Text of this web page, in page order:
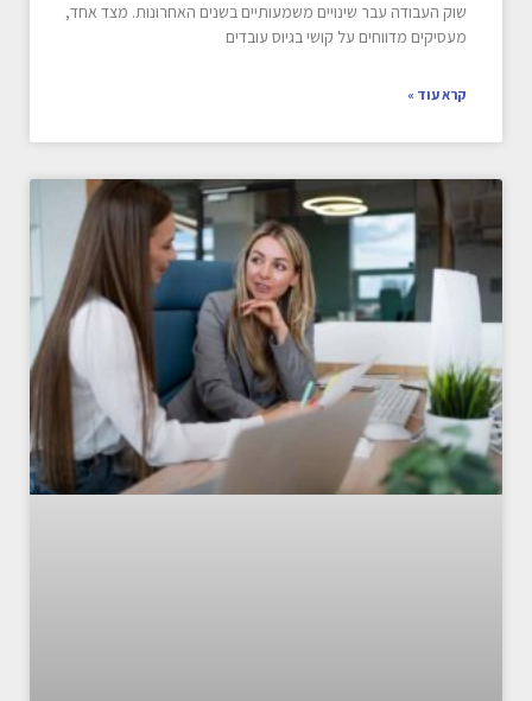
שוק העבודה עבר שינויים משמעותיים בשנים האחרונות. מצד אחד,
מעסיקים מדווחים על קושי בגיוס עובדים
קרא עוד »